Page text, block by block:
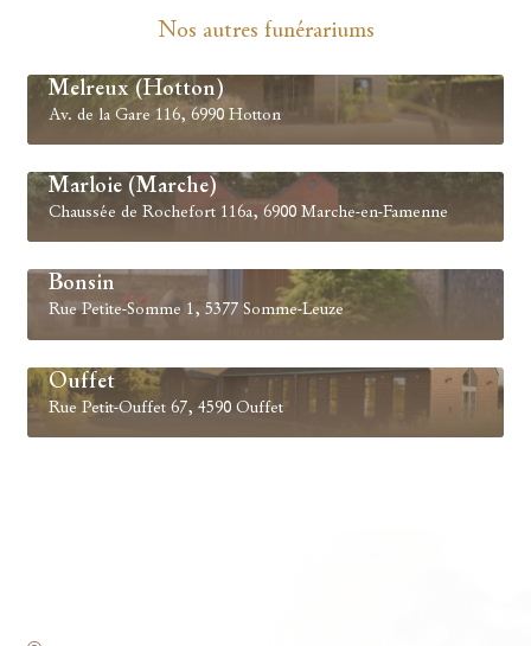
Nos autres funérariums
Melreux (Hotton)
Av. de la Gare 116, 6990 Hotton
Marloie (Marche)
Chaussée de Rochefort 116a, 6900 Marche-en-Famenne
Bonsin
Rue Petite-Somme 1, 5377 Somme-Leuze
Ouffet
Rue Petit-Ouffet 67, 4590 Ouffet